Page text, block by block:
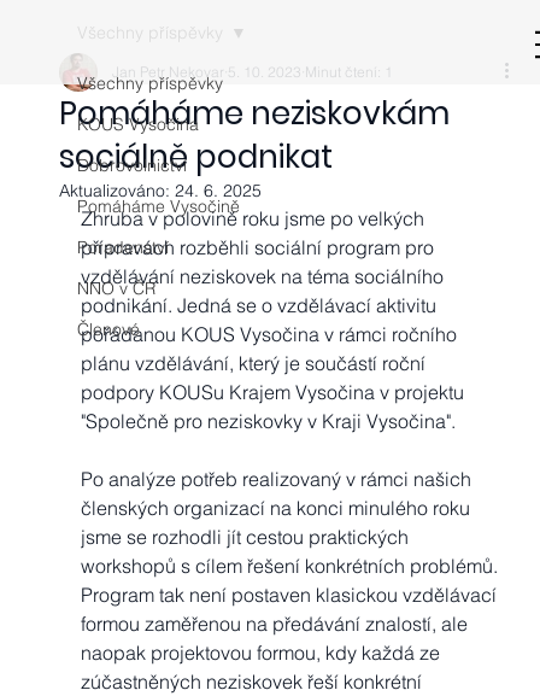
Všechny příspěvky
KOUS Vysočina
Dobrovolnictví
Pomáháme Vysočině
Poradenství
NNO v ČR
Členové
Všechny příspěvky
Pomáháme neziskovkám
sociálně podnikat
Jan Petr Nekovar 5. 10. 2023 Minut čtení: 1
Aktualizováno: 24. 6. 2025
Zhruba v polovině roku jsme po velkých
přípravách rozběhli sociální program pro
vzdělávání neziskovek na téma sociálního
podnikání. Jedná se o vzdělávací aktivitu
pořádanou KOUS Vysočina v rámci ročního
plánu vzdělávání, který je součástí roční
podpory KOUSu Krajem Vysočina v projektu
"Společně pro neziskovky v Kraji Vysočina".
Po analýze potřeb realizovaný v rámci našich
členských organizací na konci minulého roku
jsme se rozhodli jít cestou praktických
workshopů s cílem řešení konkrétních problémů.
Program tak není postaven klasickou vzdělávací
formou zaměřenou na předávání znalostí, ale
naopak projektovou formou, kdy každá ze
zúčastněných neziskovek řeší konkrétní